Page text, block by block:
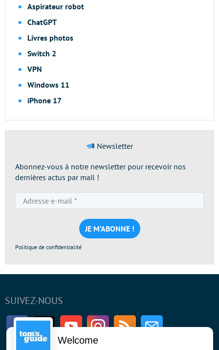
Aspirateur robot
ChatGPT
Livres photos
Switch 2
VPN
Windows 11
iPhone 17
Newsletter
Abonnez-vous à notre newsletter pour recevoir nos
dernières actus par mail !
e-
mail
*
Politique de confidentialité
SUIVEZ-NOUS
FacebookTwitter Youtube InstagramRSS Newsletter
Welcome